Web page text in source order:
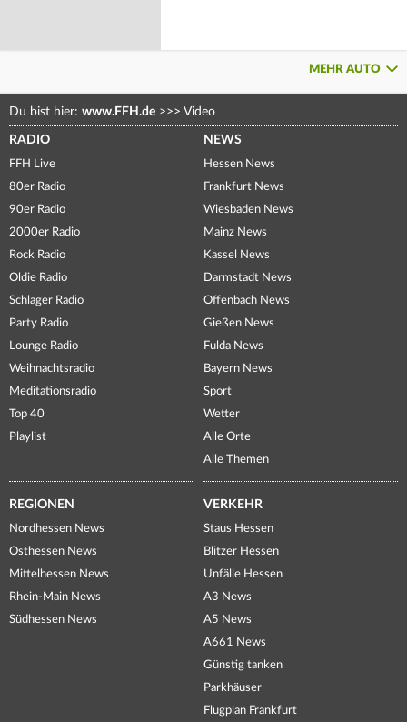
MEHR AUTO
Du bist hier: www.FFH.de >>> Video
RADIO
FFH Live
80er Radio
90er Radio
2000er Radio
Rock Radio
Oldie Radio
Schlager Radio
Party Radio
Lounge Radio
Weihnachtsradio
Meditationsradio
Top 40
Playlist
NEWS
Hessen News
Frankfurt News
Wiesbaden News
Mainz News
Kassel News
Darmstadt News
Offenbach News
Gießen News
Fulda News
Bayern News
Sport
Wetter
Alle Orte
Alle Themen
REGIONEN
Nordhessen News
Osthessen News
Mittelhessen News
Rhein-Main News
Südhessen News
VERKEHR
Staus Hessen
Blitzer Hessen
Unfälle Hessen
A3 News
A5 News
A661 News
Günstig tanken
Parkhäuser
Flugplan Frankfurt